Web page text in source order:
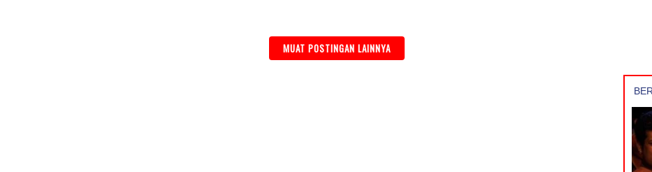
MUAT POSTINGAN LAINNYA